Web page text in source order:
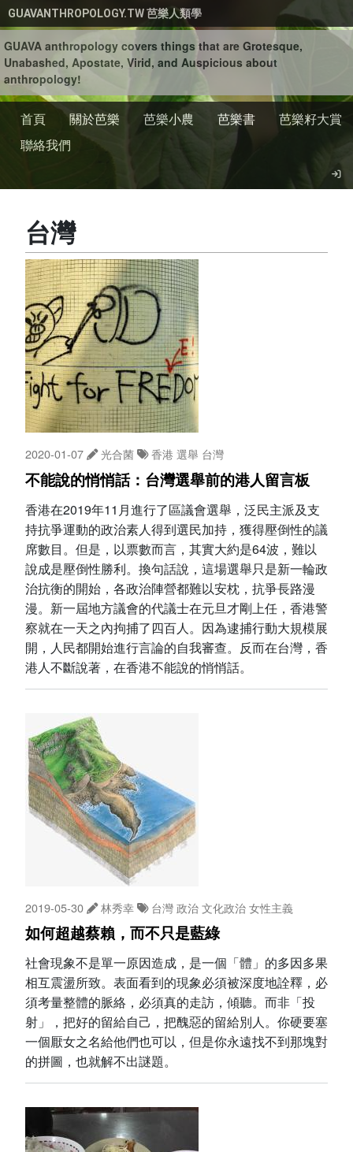
移至主內容
GUAVANTHROPOLOGY.TW 芭樂人類學
GUAVA anthropology covers things that are Grotesque,
Unabashed, Apostate, Virid, and Auspicious about
anthropology!
首頁 關於芭樂 芭樂小農 芭樂書
芭樂籽大賞
聯絡我們
台灣
2020-01-07 光合菌 香港 選舉 台灣
不能說的悄悄話：台灣選舉前的港人留言板
香港在2019年11月進行了區議會選舉，泛民主派及支
持抗爭運動的政治素人得到選民加持，獲得壓倒性的議
席數目。但是，以票數而言，其實大約是64波，難以
說成是壓倒性勝利。換句話說，這場選舉只是新一輪政
治抗衡的開始，各政治陣營都難以安枕，抗爭長路漫
漫。新一屆地方議會的代議士在元旦才剛上任，香港警
察就在一天之內拘捕了四百人。因為逮捕行動大規模展
開，人民都開始進行言論的自我審查。反而在台灣，香
港人不斷說著，在香港不能說的悄悄話。
2019-05-30 林秀幸 台灣政治文化政治女性主義
如何超越蔡賴，而不只是藍綠
社會現象不是單一原因造成，是一個「體」的多因多果
相互震盪所致。表面看到的現象必須被深度地詮釋，必
須考量整體的脈絡，必須真的走訪，傾聽。而非「投
射」，把好的留給自己，把醜惡的留給別人。你硬要塞
一個厭女之名給他們也可以，但是你永遠找不到那塊對
的拼圖，也就解不出謎題。